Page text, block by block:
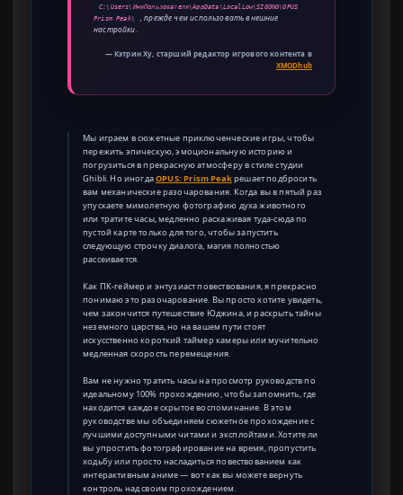
C:\Users\ИмяПользователя\AppData\LocalLow\SIGONO\OPUS
Prism Peak\
, прежде чем использовать внешние
настройки.
— Кэтрин Ху, старший редактор игрового контента в
XMODhub
Мы играем в сюжетные приключенческие игры, чтобы
пережить эпическую, эмоциональную историю и
погрузиться в прекрасную атмосферу в стиле студии
Ghibli. Но иногдаOPUS: Prism Peakрешает подбросить
вам механические разочарования. Когда вы в пятый раз
упускаете мимолетную фотографию духа животного
или тратите часы, медленно расхаживая туда-сюда по
пустой карте только для того, чтобы запустить
следующую строчку диалога, магия полностью
рассеивается.
Как ПК-геймер и энтузиаст повествования, я прекрасно
понимаю это разочарование. Вы просто хотите увидеть,
чем закончится путешествие Юджина, и раскрыть тайны
неземного царства, но на вашем пути стоят
искусственно короткий таймер камеры или мучительно
медленная скорость перемещения.
Вам не нужно тратить часы на просмотр руководств по
идеальному 100% прохождению, чтобы запомнить, где
находится каждое скрытое воспоминание. В этом
руководстве мы объединяем сюжетное прохождение с
лучшими доступными читами и эксплойтами. Хотите ли
вы упростить фотографирование на время, пропустить
ходьбу или просто насладиться повествованием как
интерактивным аниме — вот как вы можете вернуть
контроль над своим прохождением.